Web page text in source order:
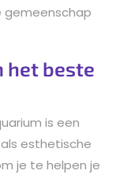
gemeenschap
het beste
is een
esthetische
je te helpen je